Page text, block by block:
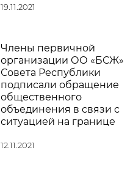
19.11.2021
Члены первичной
организации ОО «БСЖ»
Совета Республики
подписали обращение
общественного
объединения в связи с
ситуацией на границе
12.11.2021